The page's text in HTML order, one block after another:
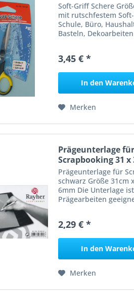
Soft-Griff Schere
mit rutschfestem
Schule, Büro,
Basteln,
3,45 € *
In den
Merken
Prägeunterlage für
Scrapbooking 31 x
6mm...
Prägeunterlage für
schwarz Größe 31cm
6mm Die Unterlage
Prägearbeiten
2,29 € *
In den
Merken